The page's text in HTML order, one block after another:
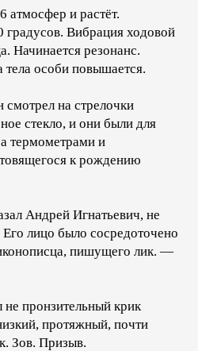
и растёт.
Вибрация ходовой
Начинается резонанс.
тела особи повышается.
на стрелочки
стекло, и они были для
термометрами и
к рождению
Андрей Игнатьевич, не
Его лицо было сосредоточено
пишущего лик. —
пронзительный крик
протяжный, почти
Зов. Призыв.